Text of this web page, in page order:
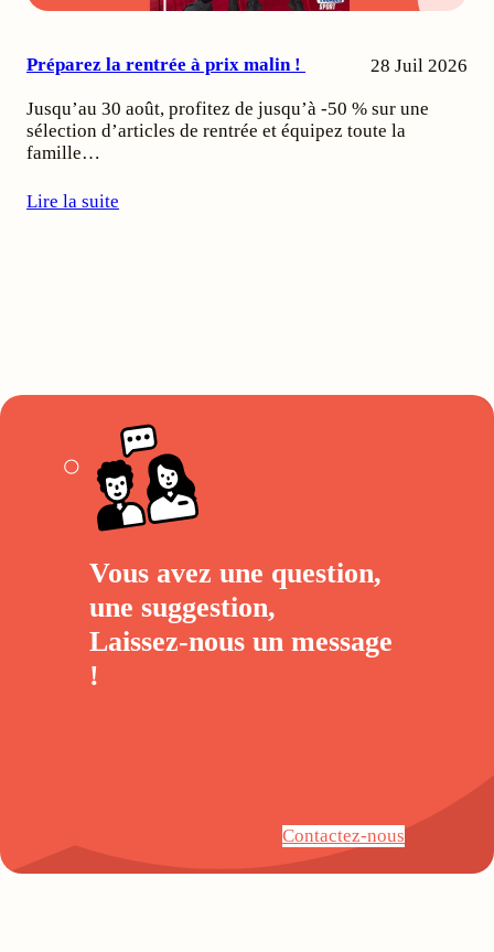
Préparez la rentrée à prix malin ! 28 Juil 2026
Jusqu’au 30 août, profitez de jusqu’à -50 % sur une
sélection d’articles de rentrée et équipez toute la
famille…
Lire la suite
Vous avez une question,
une suggestion,
Laissez-nous un message
!
Contactez-nous